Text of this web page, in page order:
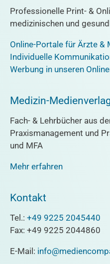
Professionelle Print- &
medizinischen und
Online-Portale für Ärzte &
Individuelle
Werbung in unseren
Medizin-
Fach- & Lehrbücher aus
Praxismanagement und
und MFA
Mehr erfahren
Kontakt
Tel.: +49 9225 2045440
Fax: +49 9225 2044860
E-Mail: